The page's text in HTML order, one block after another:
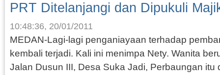
PRT Ditelanjangi dan Dipukuli
10:48:36, 20/01/2011
MEDAN-Lagi-lagi penganiayaan terhadap
kembali terjadi. Kali ini menimpa Nety. Wanita
Jalan Dusun III, Desa Suka Jadi, Perbaungan itu